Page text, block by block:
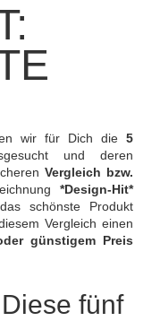
wir für Dich die 5
und deren
Vergleich bzw.
*Design-Hit*
schönste Produkt
Vergleich einen
günstigem Preis
fünf